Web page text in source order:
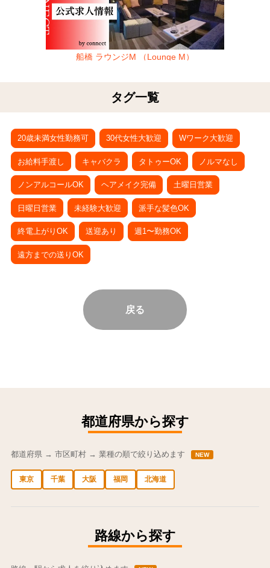
船橋 ラウンジM （Lounge M）
タグ一覧
20歳未満女性勤務可 30代女性大歓迎 Wワーク大歓迎
お給料手渡し キャバクラ タトゥーOK ノルマなし
ノンアルコールOK ヘアメイク完備 土曜日営業
日曜日営業 未経験大歓迎 派手な髪色OK
終電上がりOK 送迎あり 週1〜勤務OK
遠方までの送りOK
戻る
都道府県から探す
都道府県 → 市区町村 → 業種の順で絞り込めます NEW
東京 千葉 大阪 福岡 北海道
路線から探す